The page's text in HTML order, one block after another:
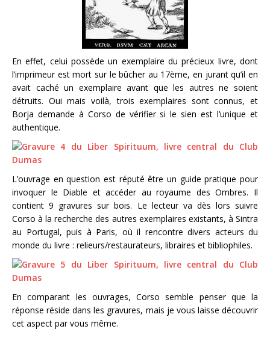
En effet, celui possède un exemplaire du précieux livre, dont
l’imprimeur est mort sur le bûcher au 17ème, en jurant qu’il en
avait caché un exemplaire avant que les autres ne soient
détruits. Oui mais voilà, trois exemplaires sont connus, et
Borja demande à Corso de vérifier si le sien est l’unique et
authentique.
L’ouvrage en question est réputé être un guide pratique pour
invoquer le Diable et accéder au royaume des Ombres. Il
contient 9 gravures sur bois. Le lecteur va dès lors suivre
Corso à la recherche des autres exemplaires existants, à Sintra
au Portugal, puis à Paris, où il rencontre divers acteurs du
monde du livre : relieurs/restaurateurs, libraires et bibliophiles.
En comparant les ouvrages, Corso semble penser que la
réponse réside dans les gravures, mais je vous laisse découvrir
cet aspect par vous même.